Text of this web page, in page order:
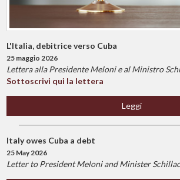
L'Italia, debitrice verso Cuba
25 maggio 2026
Lettera alla Presidente Meloni e al Ministro
Sottoscrivi qui la lettera
Leggi
Italy owes Cuba a debt
25 May 2026
Letter to President Meloni and Minister